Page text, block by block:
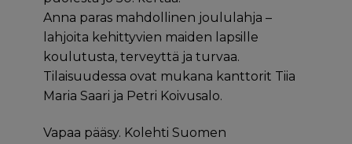
Anna paras mahdollinen joululahja –
lahjoita kehittyvien maiden lapsille
koulutusta, terveyttä ja turvaa.
Tilaisuudessa ovat mukana kanttorit Tiia
Maria Saari ja Petri Koivusalo.
Vapaa pääsy. Kolehti Suomen